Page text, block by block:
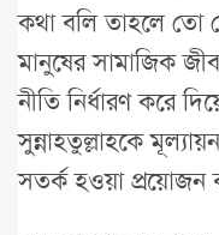
কথা বলি তাহলে তো
মানুষের সামাজিক
নীতি নির্ধারণ করে
সুন্নাহতুল্লাহকে
সতর্ক হওয়া প্রয়োজন